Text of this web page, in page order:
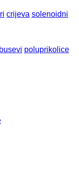
crijeva solenoidni
poluprikolice